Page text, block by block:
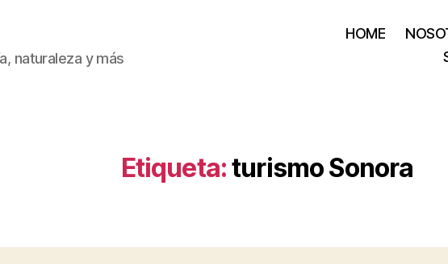
naturaleza y más
HOME
Etiqueta:turismo Sonora